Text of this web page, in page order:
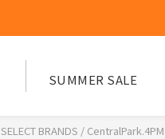
SUMMER SALE
SELECT BRANDS / CentralPark.4PM